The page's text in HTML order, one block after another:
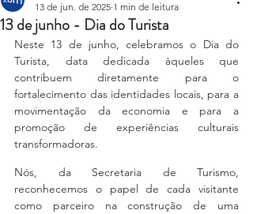
13 de junho - Dia do Turista
13 de jun. de 2025 1 min de leitura
Neste 13 de junho, celebramos o Dia do
Turista, data dedicada àqueles que
contribuem diretamente para o
fortalecimento das identidades locais, para a
movimentação da economia e para a
promoção de experiências culturais
transformadoras.
Nós, da Secretaria de Turismo,
reconhecemos o papel de cada visitante
como parceiro na construção de uma